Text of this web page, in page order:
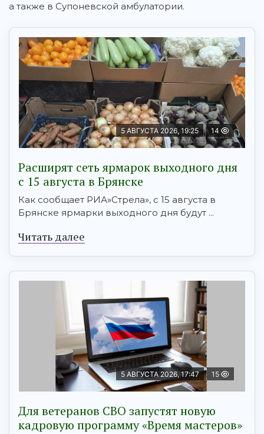
а также в Супоневской амбулатории.
5 АВГУСТА 2026, 19:25 14
Расширят сеть ярмарок выходного дня
с 15 августа в Брянске
Как сообщает РИА»Стрела», с 15 августа в
Брянске ярмарки выходного дня будут ...
Читать далее
5 АВГУСТА 2026, 17:47 15
Для ветеранов СВО запустят новую
кадровую программу «Время мастеров»